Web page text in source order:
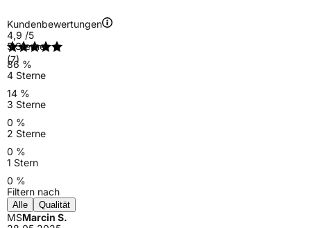
Kundenbewertungen
4,9 /5
(7)
5 Sterne
86 %
4 Sterne
14 %
3 Sterne
0 %
2 Sterne
0 %
1 Stern
0 %
Filtern nach
Alle Qualität
MSMarcin S.